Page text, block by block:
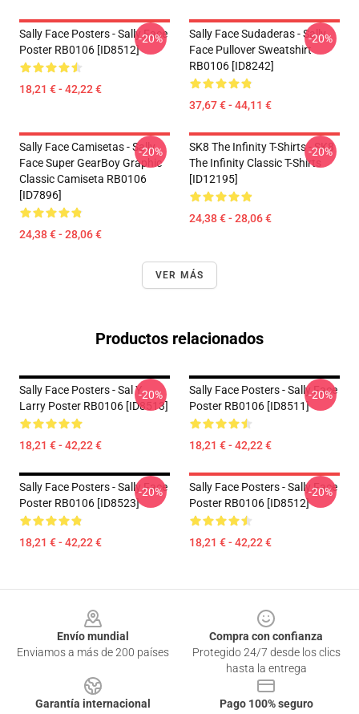
Sally Face Posters - Sally Face
Poster RB0106 [ID8512]
18,21 € - 42,22 €
-20%
Sally Face Sudaderas - Sally
Face Pullover Sweatshirt
RB0106 [ID8242]
37,67 € - 44,11 €
-20%
Sally Face Camisetas - Sally
Face Super GearBoy Graphic
Classic Camiseta RB0106
[ID7896]
24,38 € - 28,06 €
-20%
SK8 The Infinity T-Shirts - SK8
The Infinity Classic T-Shirts
[ID12195]
24,38 € - 28,06 €
-20%
VER MÁS
Productos relacionados
Sally Face Posters - Sal Y
Larry Poster RB0106 [ID8513]
18,21 € - 42,22 €
-20%
Sally Face Posters - Sally Face
Poster RB0106 [ID8511]
18,21 € - 42,22 €
-20%
Sally Face Posters - Sally Face
Poster RB0106 [ID8523]
18,21 € - 42,22 €
-20%
Sally Face Posters - Sally Face
Poster RB0106 [ID8512]
18,21 € - 42,22 €
-20%
Envío mundial
Enviamos a más de 200 países
Compra con confianza
Protegido 24/7 desde los clics
hasta la entrega
Garantía internacional
Pago 100% seguro